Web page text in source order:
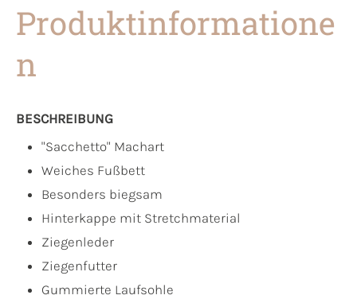
Produktinformatione
n
BESCHREIBUNG
"Sacchetto" Machart
Weiches Fußbett
Besonders biegsam
Hinterkappe mit Stretchmaterial
Ziegenleder
Ziegenfutter
Gummierte Laufsohle